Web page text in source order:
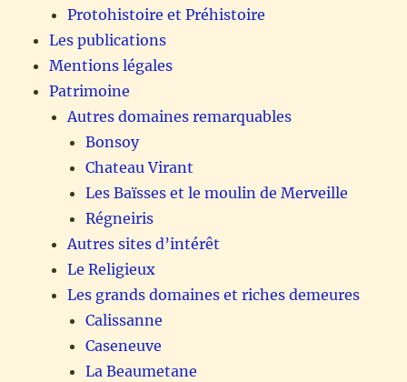
Protohistoire et Préhistoire
Les publications
Mentions légales
Patrimoine
Autres domaines remarquables
Bonsoy
Chateau Virant
Les Baïsses et le moulin de Merveille
Régneiris
Autres sites d’intérêt
Le Religieux
Les grands domaines et riches demeures
Calissanne
Caseneuve
La Beaumetane